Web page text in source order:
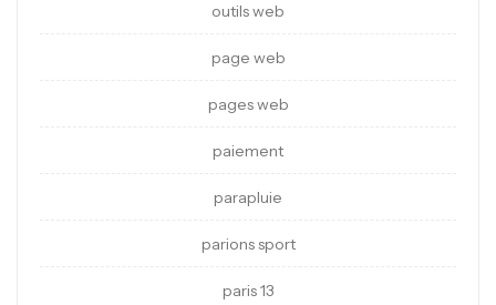
outils web
page web
pages web
paiement
parapluie
parions sport
paris 13